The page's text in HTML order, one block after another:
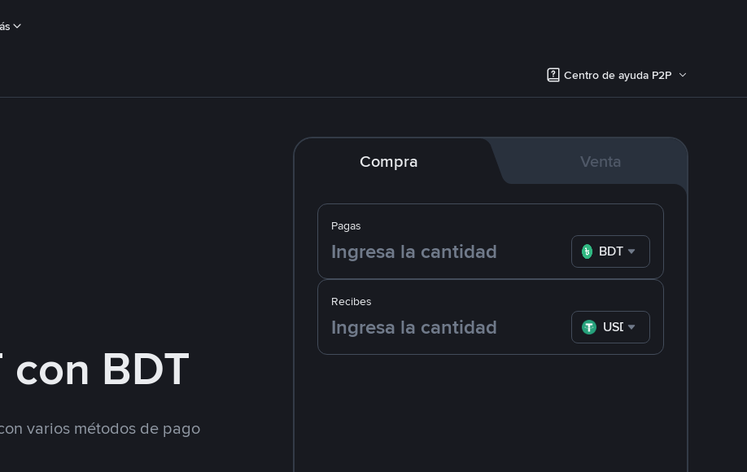
Centro de ayuda P2P
con BDT
varios métodos de pago
Compra Venta
Pagas
BDT
Recibes
USDT